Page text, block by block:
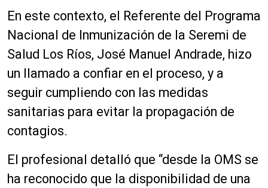
En este contexto, el Referente del Programa
Nacional de Inmunización de la Seremi de
Salud Los Ríos, José Manuel Andrade, hizo
un llamado a confiar en el proceso, y a
seguir cumpliendo con las medidas
sanitarias para evitar la propagación de
contagios.
El profesional detalló que “desde la OMS se
ha reconocido que la disponibilidad de una